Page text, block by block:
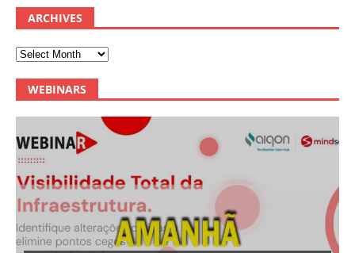
ARCHIVES
WEBINARS